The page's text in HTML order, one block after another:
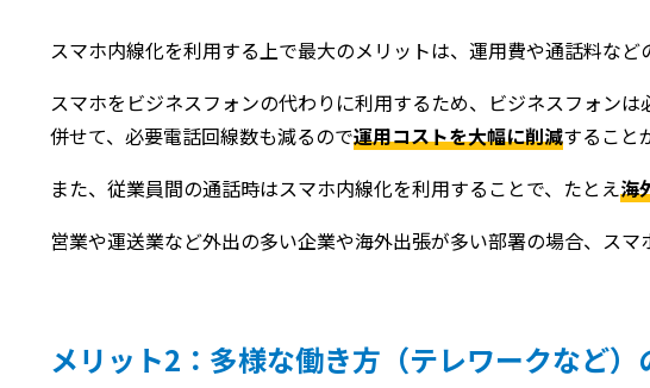
スマホ内線化を利用する上で最大のメリットは、運用費や通話料など
スマホをビジネスフォンの代わりに利用するため、ビジネスフォンは
併せて、必要電話回線数も減るので運用コストを大幅に削減すること
また、従業員間の通話時はスマホ内線化を利用することで、たとえ海
営業や運送業など外出の多い企業や海外出張が多い部署の場合、スマ
メリット2：多様な働き方（テレワークなど